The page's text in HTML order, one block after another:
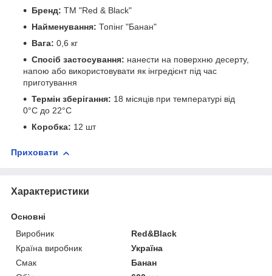
Бренд: ТМ "Red & Black"
Найменування: Топінг "Банан"
Вага: 0,6 кг
Спосіб застосування: нанести на поверхню десерту,
напою або використовувати як інгредієнт під час
приготування
Термін зберігання: 18 місяців при температурі від
0°C до 22°C
Коробка: 12 шт
Приховати
Характеристики
Основні
Виробник
Red&Black
Країна виробник
Україна
Смак
Банан